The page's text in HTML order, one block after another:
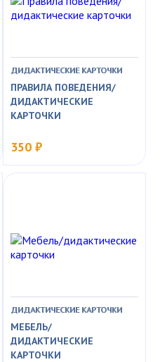
ДИДАКТИЧЕСКИЕ КАРТОЧКИ
ПРАВИЛА ПОВЕДЕНИЯ/
ДИДАКТИЧЕСКИЕ
КАРТОЧКИ
350 ₽
ДИДАКТИЧЕСКИЕ КАРТОЧКИ
МЕБЕЛЬ/
ДИДАКТИЧЕСКИЕ
КАРТОЧКИ